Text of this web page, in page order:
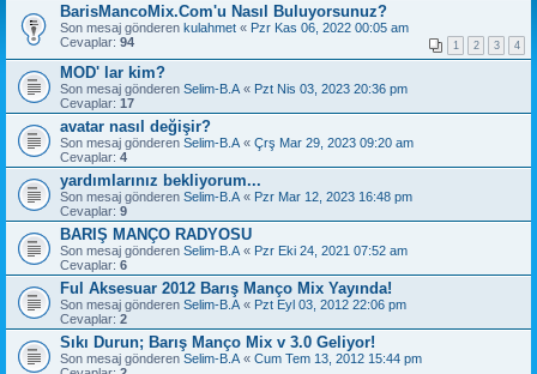
BarisMancoMix.Com'u Nasıl Buluyorsunuz?
Son mesaj gönderen kulahmet « Pzr Kas 06, 2022 00:05 am
Cevaplar: 94 1 2 3 4
MOD' lar kim?
Son mesaj gönderen Selim-B.A « Pzt Nis 03, 2023 20:36 pm
Cevaplar: 17
avatar nasıl değişir?
Son mesaj gönderen Selim-B.A « Çrş Mar 29, 2023 09:20 am
Cevaplar: 4
yardımlarınız bekliyorum...
Son mesaj gönderen Selim-B.A « Pzr Mar 12, 2023 16:48 pm
Cevaplar: 9
BARIŞ MANÇO RADYOSU
Son mesaj gönderen Selim-B.A « Pzr Eki 24, 2021 07:52 am
Cevaplar: 6
Ful Aksesuar 2012 Barış Manço Mix Yayında!
Son mesaj gönderen Selim-B.A « Pzt Eyl 03, 2012 22:06 pm
Cevaplar: 2
Sıkı Durun; Barış Manço Mix v 3.0 Geliyor!
Son mesaj gönderen Selim-B.A « Cum Tem 13, 2012 15:44 pm